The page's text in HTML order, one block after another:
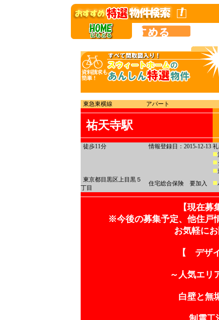
東急東横線 アパート
祐天寺駅
徒歩11分 情報登録日：2015-12-13
東京都目黒区上目黒５
丁目
住宅総合保険 要加入
【現在
※今後の募集予定、他住戸
お気軽に
【 デザ
～人気エリ
白壁と無